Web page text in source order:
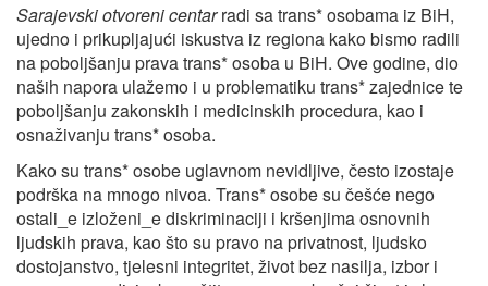
Sarajevski otvoreni centarradi sa trans* osobama iz BiH,
ujedno i prikupljajući iskustva iz regiona kako bismo radili
na poboljšanju prava trans* osoba u BiH. Ove godine, dio
naših napora ulažemo i u problematiku trans* zajednice te
poboljšanju zakonskih i medicinskih procedura, kao i
osnaživanju trans* osoba.
Kako su trans* osobe uglavnom nevidljive, često izostaje
podrška na mnogo nivoa. Trans* osobe su češće nego
ostali_e izloženi_e diskriminaciji i kršenjima osnovnih
ljudskih prava, kao što su pravo na privatnost, ljudsko
dostojanstvo, tjelesni integritet, život bez nasilja, izbor i